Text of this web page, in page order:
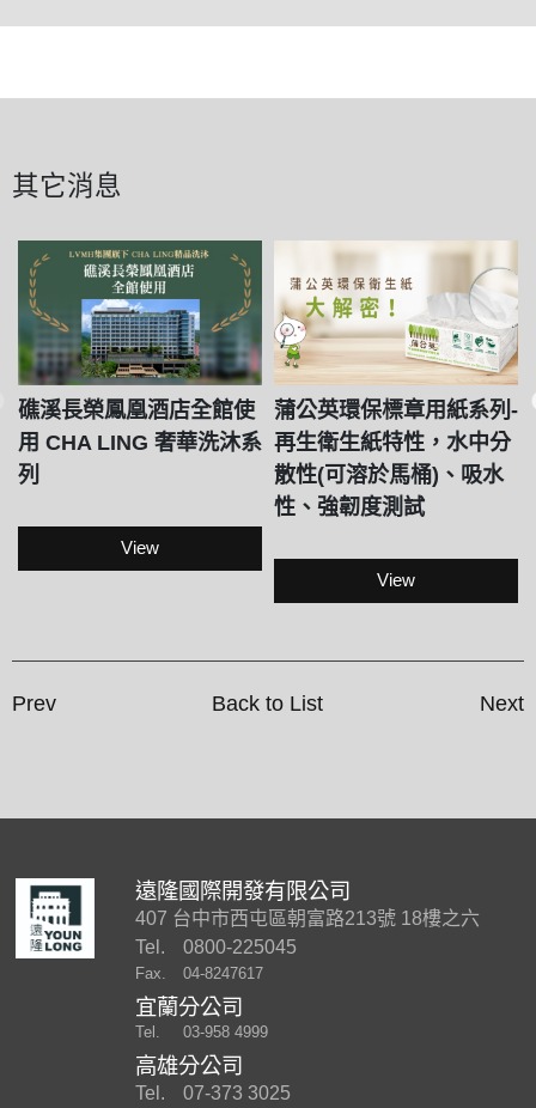
其它消息
礁溪長榮鳳凰酒店全館使
用 CHA LING 奢華洗沐系
列
View
蒲公英環保標章用紙系列-
再生衛生紙特性，水中分
散性(可溶於馬桶)、吸水
性、強韌度測試
View
Prev Back to List Next
遠隆國際開發有限公司
407 台中市西屯區朝富路213號 18樓之六
Tel.
0800-225045
Fax. 04-8247617
宜蘭分公司
Tel. 03-958 4999
高雄分公司
Tel. 07-373 3025